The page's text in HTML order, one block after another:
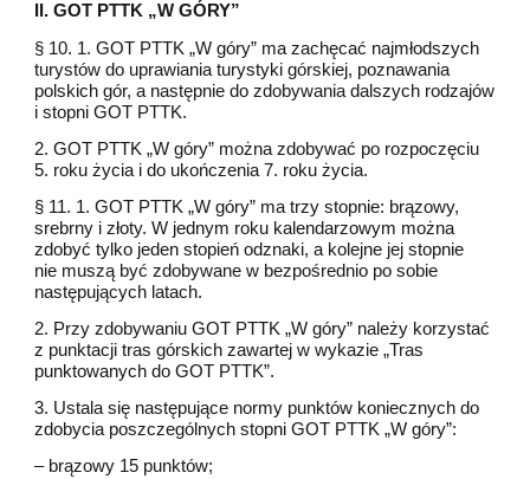
II. GOT PTTK „W GÓRY”
§ 10. 1. GOT PTTK „W góry” ma zachęcać najmłodszych
turystów do uprawiania turystyki górskiej, poznawania
polskich gór, a następnie do zdobywania dalszych rodzajów
i stopni GOT PTTK.
2. GOT PTTK „W góry” można zdobywać po rozpoczęciu
5. roku życia i do ukończenia 7. roku życia.
§ 11. 1. GOT PTTK „W góry” ma trzy stopnie: brązowy,
srebrny i złoty. W jednym roku kalendarzowym można
zdobyć tylko jeden stopień odznaki, a kolejne jej stopnie
nie muszą być zdobywane w bezpośrednio po sobie
następujących latach.
2. Przy zdobywaniu GOT PTTK „W góry” należy korzystać
z punktacji tras górskich zawartej w wykazie „Tras
punktowanych do GOT PTTK”.
3. Ustala się następujące normy punktów koniecznych do
zdobycia poszczególnych stopni GOT PTTK „W góry”:
– brązowy 15 punktów;